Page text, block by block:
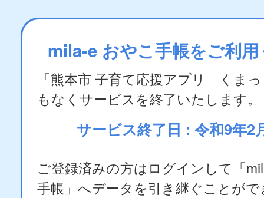
mila-e おやこ手帳をご利
「熊本市 子育て応援アプリ くま
もなくサービスを終了いたします。
サービス終了日 : 令和9年2
ご登録済みの方はログインして「
手帳」へデータを引き継ぐことが